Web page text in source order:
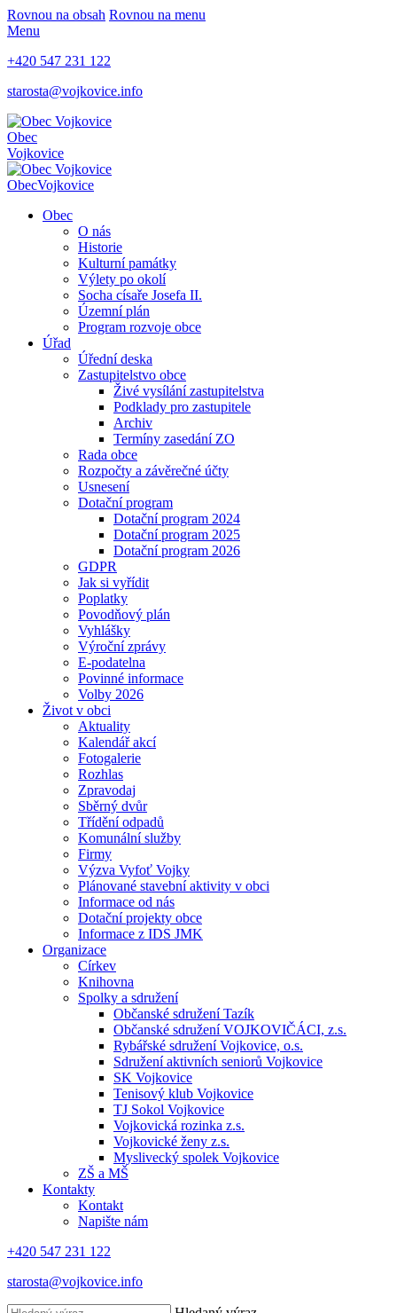
Rovnou na obsah Rovnou na menu
Menu
+420 547 231 122
starosta@vojkovice.info
Obec
Vojkovice
ObecVojkovice
Obec
O nás
Historie
Kulturní památky
Výlety po okolí
Socha císaře Josefa II.
Územní plán
Program rozvoje obce
Úřad
Úřední deska
Zastupitelstvo obce
Živé vysílání zastupitelstva
Podklady pro zastupitele
Archiv
Termíny zasedání ZO
Rada obce
Rozpočty a závěrečné účty
Usnesení
Dotační program
Dotační program 2024
Dotační program 2025
Dotační program 2026
GDPR
Jak si vyřídit
Poplatky
Povodňový plán
Vyhlášky
Výroční zprávy
E-podatelna
Povinné informace
Volby 2026
Život v obci
Aktuality
Kalendář akcí
Fotogalerie
Rozhlas
Zpravodaj
Sběrný dvůr
Třídění odpadů
Komunální služby
Firmy
Výzva Vyfoť Vojky
Plánované stavební aktivity v obci
Informace od nás
Dotační projekty obce
Informace z IDS JMK
Organizace
Církev
Knihovna
Spolky a sdružení
Občanské sdružení Tazík
Občanské sdružení VOJKOVIČÁCI, z.s.
Rybářské sdružení Vojkovice, o.s.
Sdružení aktivních seniorů Vojkovice
SK Vojkovice
Tenisový klub Vojkovice
TJ Sokol Vojkovice
Vojkovická rozinka z.s.
Vojkovické ženy z.s.
Myslivecký spolek Vojkovice
ZŠ a MŠ
Kontakty
Kontakt
Napište nám
+420 547 231 122
starosta@vojkovice.info